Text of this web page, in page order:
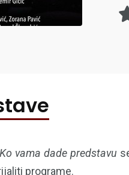
Ko vama dade predstavu
programe.